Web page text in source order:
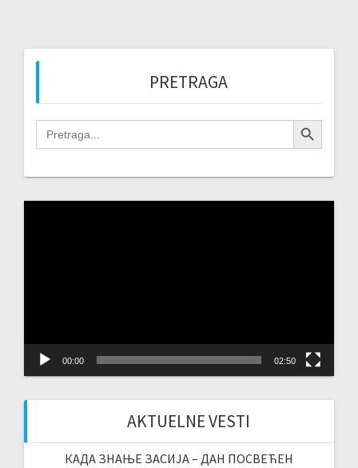
PRETRAGA
Search
for:
Search Button
00:00 02:50
AKTUELNE VESTI
КАДА ЗНАЊЕ ЗАСИЈА – ДАН ПОСВЕЋЕН